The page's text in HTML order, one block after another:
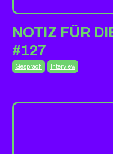
NOTIZ FÜR
#127
Gespräch Interview